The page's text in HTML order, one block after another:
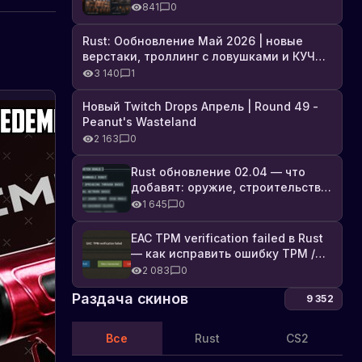
броня, Industrial DLC и полный
список изменений
841 0
Rust: Ообновление Май 2026 | новые
верстаки, троллинг с ловушками и КУЧА
DLC3 140 1
Новый Twitch Drops Апрель | Round 49 -
Peanut's Wasteland
2 163 0
Rust обновление 02.04 — что
добавят: оружие, строительство,
технологии и Farming 2.5
1 645 0
EAC TPM verification failed в Rust
— как исправить ошибку TPM /
Secure Boot
2 083 0
Раздача скинов 9 352
Все Rust CS2